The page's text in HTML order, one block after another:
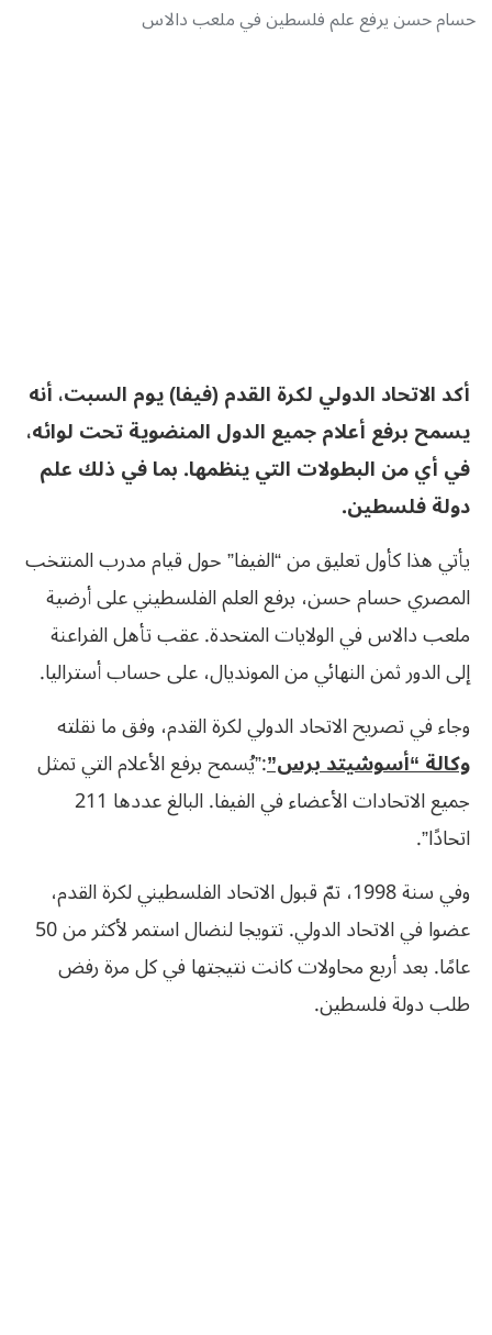
حسام حسن يرفع علم فلسطين في ملعب دالاس
أكد الاتحاد الدولي لكرة القدم (فيفا) يوم السبت، أنه
يسمح برفع أعلام جميع الدول المنضوية تحت لوائه،
في أي من البطولات التي ينظمها. بما في ذلك علم
دولة فلسطين.
يأتي هذا كأول تعليق من “الفيفا” حول قيام مدرب المنتخب
المصري حسام حسن، برفع العلم الفلسطيني على أرضية
ملعب دالاس في الولايات المتحدة. عقب تأهل الفراعنة
إلى الدور ثمن النهائي من المونديال، على حساب أستراليا.
وجاء في تصريح الاتحاد الدولي لكرة القدم، وفق ما نقلته
وكالة “أسوشيتد برس”:”يُسمح برفع الأعلام التي تمثل
جميع الاتحادات الأعضاء في الفيفا. البالغ عددها 211
اتحادًا”.
وفي سنة 1998، تمّ قبول الاتحاد الفلسطيني لكرة القدم،
عضوا في الاتحاد الدولي. تتويجا لنضال استمر لأكثر من 50
عامًا. بعد أربع محاولات كانت نتيجتها في كل مرة رفض
طلب دولة فلسطين.